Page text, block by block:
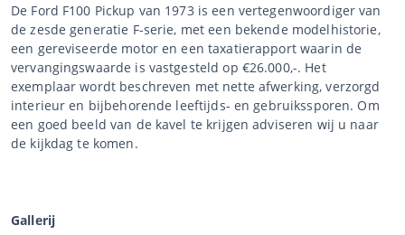
De Ford F100 Pickup van 1973 is een vertegenwoordiger van
de zesde generatie F-serie, met een bekende modelhistorie,
een gereviseerde motor en een taxatierapport waarin de
vervangingswaarde is vastgesteld op €26.000,-. Het
exemplaar wordt beschreven met nette afwerking, verzorgd
interieur en bijbehorende leeftijds- en gebruikssporen. Om
een goed beeld van de kavel te krijgen adviseren wij u naar
de kijkdag te komen.
Gallerij